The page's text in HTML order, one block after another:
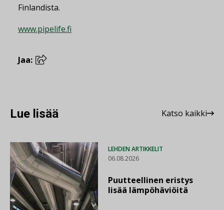
Finlandista.
www.pipelife.fi
Jaa:
Lue lisää Katso kaikki
LEHDEN ARTIKKELIT
06.08.2026
Puutteellinen eristys
lisää lämpöhäviöitä